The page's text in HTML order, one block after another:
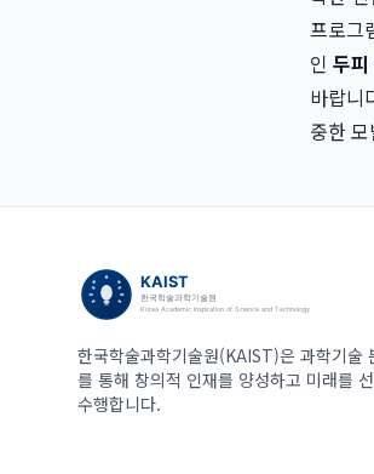
프로그
인 두피
바랍니
중한
한국학술과학기술원(KAIST)은 과학기술
를 통해 창의적 인재를 양성하고 미래를
수행합니다.